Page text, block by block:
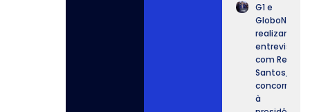
G1 e
GloboNews
realizam
entrevista
com Renan
Santos,
concorrente
à